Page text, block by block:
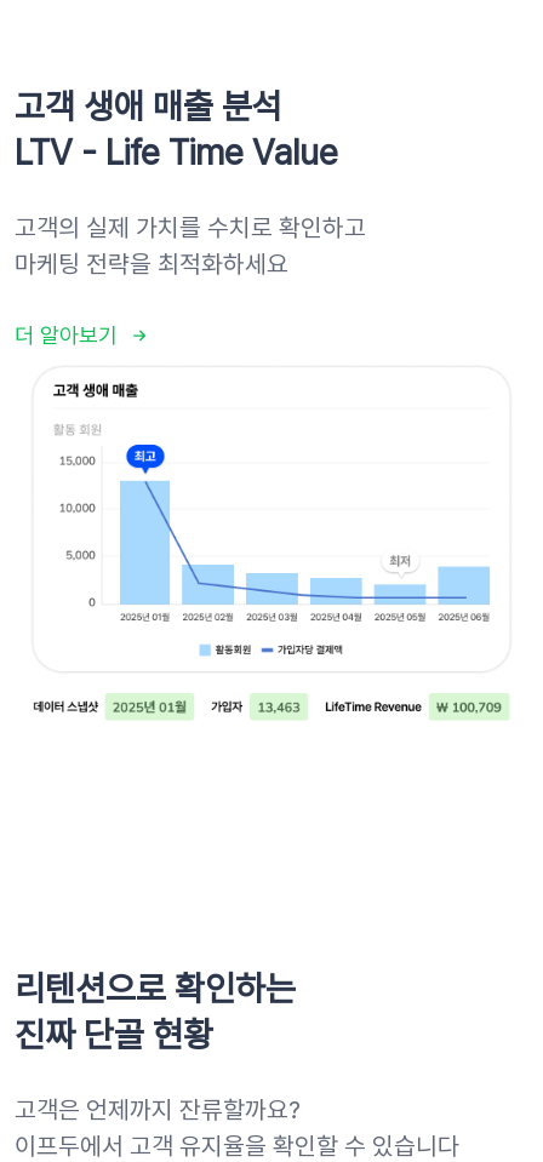
고객 생애 매출 분석
LTV - Life Time Value
고객의 실제 가치를 수치로 확인하고
마케팅 전략을 최적화하세요
더 알아보기
리텐션으로 확인하는
진짜 단골 현황
고객은 언제까지 잔류할까요?
이프두에서 고객 유지율을 확인할 수 있습니다